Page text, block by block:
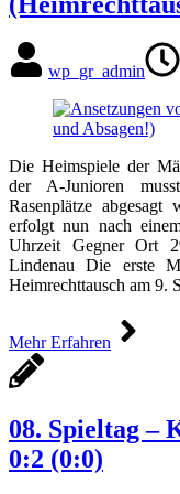
wp_gr_admin
Die Heimspiele der
der A-Junioren
Rasenplätze
erfolgt nun nach
Uhrzeit Gegner Ort
Lindenau Die erste
Heimrechttausch am 9.
Mehr Erfahren
08. Spieltag –
0:2 (0:0)